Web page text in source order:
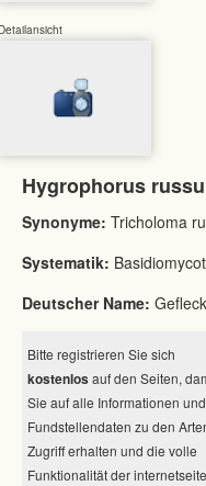
Hygrophorus
Synonyme: Tricholoma
Systematik:
Deutscher Name:
Bitte registrieren Sie sich
kostenlos auf den Seiten,
Sie auf alle Informationen und
Fundstellendaten zu den
Zugriff erhalten und die volle
Funktionalität der internetseite